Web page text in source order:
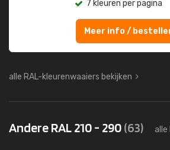
7 kleuren per pagina
Meer info /
alle RAL-kleurenwaaiers bekijken
Andere RAL 210 - 290(63)